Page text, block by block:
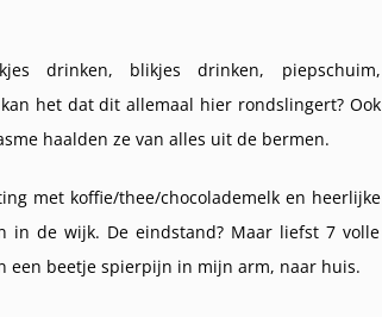
drinken, blikjes drinken, piepschuim,
het dat dit allemaal hier rondslingert? Ook
haalden ze van alles uit de bermen.
met koffie/thee/chocolademelk en heerlijke
in de wijk. De eindstand? Maar liefst 7 volle
een beetje spierpijn in mijn arm, naar huis.